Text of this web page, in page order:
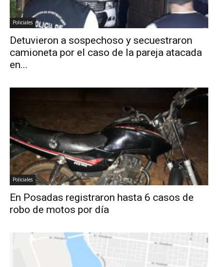
Policiales
Detuvieron a sospechoso y secuestraron
camioneta por el caso de la pareja atacada
en...
Policiales
En Posadas registraron hasta 6 casos de
robo de motos por día